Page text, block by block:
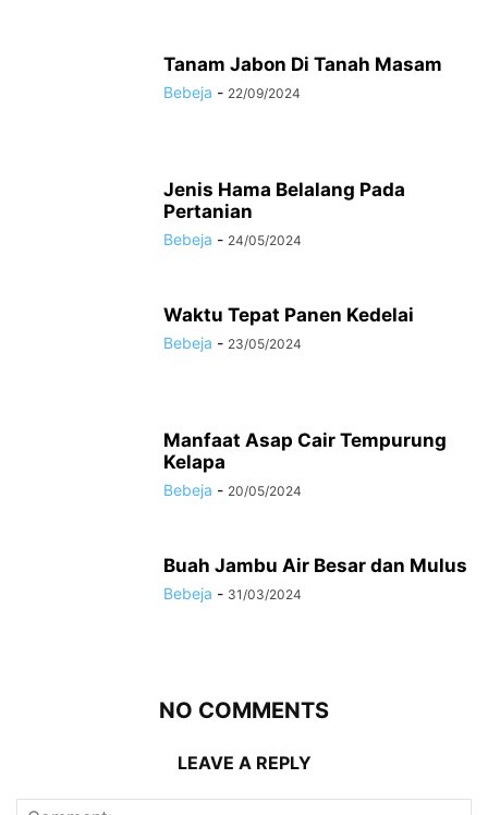
Tanam Jabon Di Tanah Masam
Bebeja - 22/09/2024
Jenis Hama Belalang Pada
Pertanian
Bebeja - 24/05/2024
Waktu Tepat Panen Kedelai
Bebeja - 23/05/2024
Manfaat Asap Cair Tempurung
Kelapa
Bebeja - 20/05/2024
Buah Jambu Air Besar dan Mulus
Bebeja - 31/03/2024
NO COMMENTS
LEAVE A REPLY